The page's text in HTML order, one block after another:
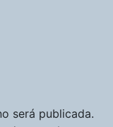
será publicada.